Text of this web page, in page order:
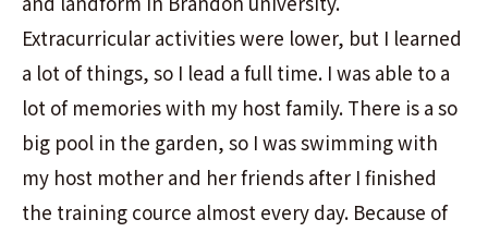
Extracurricular activities were lower, but I learned
a lot of things, so I lead a full time. I was able to a
lot of memories with my host family. There is a so
big pool in the garden, so I was swimming with
my host mother and her friends after I finished
the training cource almost every day. Because of